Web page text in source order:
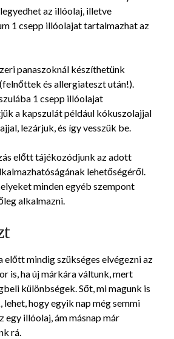
az illóolaj, illetve
1 csepp illóolajat tartalmazhat az
panaszoknál készíthetünk
és allergiateszt után!).
1 csepp illóolajat
a kapszulát például kókuszolajjal
lezárjuk, és így vesszük be.
előtt tájékozódjunk az adott
lehetőségéről.
minden egyéb szempont
alkalmazni.
előtt mindig szükséges elvégezni az
is, ha új márkára váltunk, mert
különbségek. Sőt, mi magunk is
hogy egyik nap még semmi
egy illóolaj, ám másnap már
rá.